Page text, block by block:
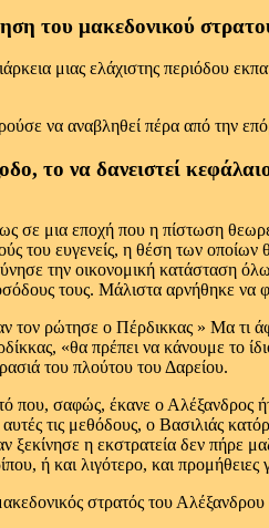
του μακεδονικού
μιας ελάχιστης περιόδου
να αναβληθεί πέρα από την
το να δανειστεί
σε μια εποχή που η πίστωση
του ευγενείς, η θέση των οποίων
την οικονομική κατάσταση
τους. Μάλιστα αρνήθηκε να
τον ρώτησε ο Πέρδικκας » Μα τι
«θα πρέπει να κάνουμε το
του πλούτου του Δαρείου.
που, σαφώς, έκανε ο Αλέξανδρος
τις μεθόδους, ο Βασιλιάς
ξεκίνησε η εκστρατεία δεν πήρε
ή και λιγότερο, και προμήθειες
στρατός του Αλέξανδρου